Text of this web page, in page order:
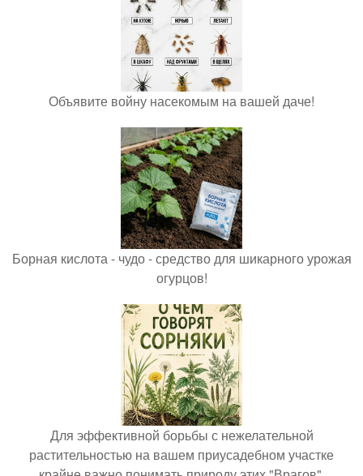
Объявите войну насекомым на вашей даче!
Борная кислота - чудо - средство для шикарного урожая
огурцов!
Для эффективной борьбы с нежелательной
растительностью на вашем приусадебном участке